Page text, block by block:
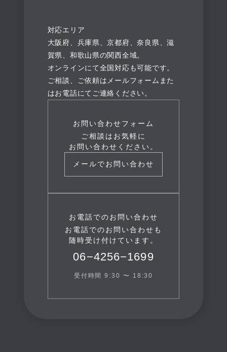
対応エリア
大阪府、兵庫県、京都府、奈良県、滋
賀県、和歌山県の関西全域。
オンラインにて全国対応も可能です。
ご相談、ご依頼はメールフォームまた
はお電話にてご連絡ください。
お問い合わせフォーム
ご相談はお気軽に
お問い合わせください。
メールでお問い合わせ
お電話でのお問い合わせ
お電話でのお問い合わせも
随時受け付けています。
06−4256−1699
受付時間 9:30 〜 18:30